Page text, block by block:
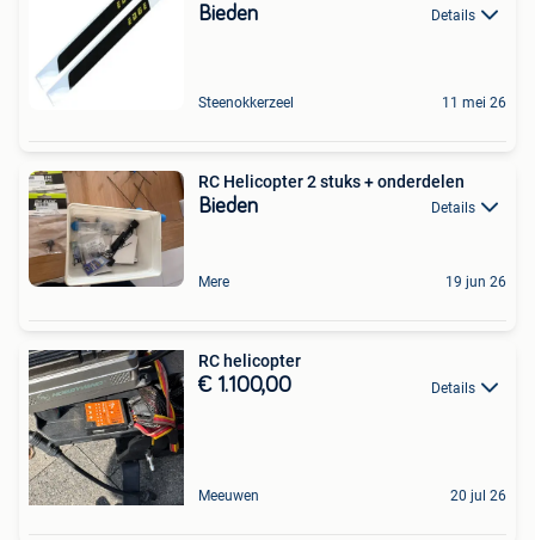
Bieden Details
Steenokkerzeel 11 mei 26
RC Helicopter 2 stuks + onderdelen
Bieden Details
Mere 19 jun 26
RC helicopter
€ 1.100,00 Details
Meeuwen 20 jul 26